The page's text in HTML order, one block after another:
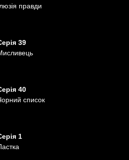
правди
39
40
список
1